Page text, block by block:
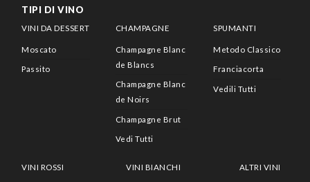
TIPI DI VINO
VINI DA DESSERT
Moscato
Passito
CHAMPAGNE
Champagne Blanc
de Blancs
Champagne Blanc
de Noirs
Champagne Brut
Vedi Tutti
SPUMANTI
Metodo Classico
Franciacorta
Vedili Tutti
VINI ROSSI VINI BIANCHI ALTRI VINI